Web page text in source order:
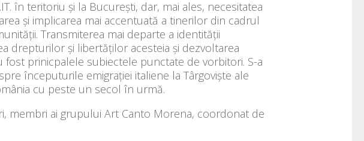
în teritoriu și la București, dar, mai ales, necesitatea
și implicarea mai accentuată a tinerilor din cadrul
Transmiterea mai departe a identității
drepturilor și libertăților acesteia și dezvoltarea
prinicpalele subiectele punctate de vorbitori. S-a
începuturile emigrației italiene la Târgoviște ale
cu peste un secol în urmă.
membri ai grupului Art Canto Morena, coordonat de